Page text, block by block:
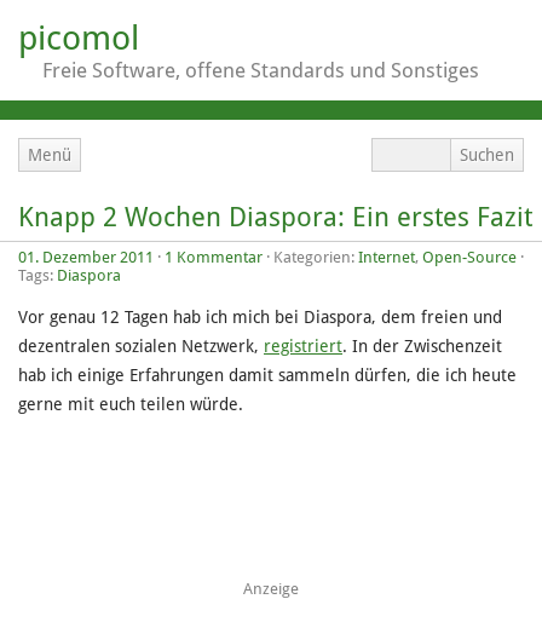
picomol
Freie Software, offene Standards und Sonstiges
Menü
Knapp 2 Wochen Diaspora: Ein erstes Fazit
01. Dezember 2011 · 1 Kommentar · Kategorien: Internet, Open-Source ·
Tags: Diaspora
Vor genau 12 Tagen hab ich mich bei Diaspora, dem freien und
dezentralen sozialen Netzwerk, registriert. In der Zwischenzeit
hab ich einige Erfahrungen damit sammeln dürfen, die ich heute
gerne mit euch teilen würde.
Anzeige